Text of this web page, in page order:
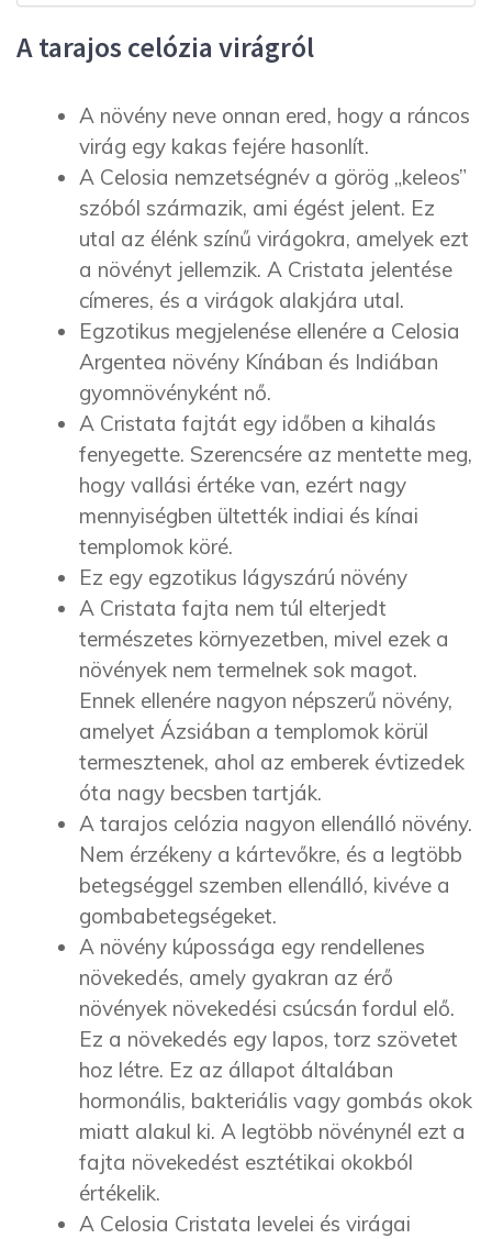
A tarajos celózia virágról
A növény neve onnan ered, hogy a ráncos
virág egy kakas fejére hasonlít.
A Celosia nemzetségnév a görög „keleos”
szóból származik, ami égést jelent. Ez
utal az élénk színű virágokra, amelyek ezt
a növényt jellemzik. A Cristata jelentése
címeres, és a virágok alakjára utal.
Egzotikus megjelenése ellenére a Celosia
Argentea növény Kínában és Indiában
gyomnövényként nő.
A Cristata fajtát egy időben a kihalás
fenyegette. Szerencsére az mentette meg,
hogy vallási értéke van, ezért nagy
mennyiségben ültették indiai és kínai
templomok köré.
Ez egy egzotikus lágyszárú növény
A Cristata fajta nem túl elterjedt
természetes környezetben, mivel ezek a
növények nem termelnek sok magot.
Ennek ellenére nagyon népszerű növény,
amelyet Ázsiában a templomok körül
termesztenek, ahol az emberek évtizedek
óta nagy becsben tartják.
A tarajos celózia nagyon ellenálló növény.
Nem érzékeny a kártevőkre, és a legtöbb
betegséggel szemben ellenálló, kivéve a
gombabetegségeket.
A növény kúpossága egy rendellenes
növekedés, amely gyakran az érő
növények növekedési csúcsán fordul elő.
Ez a növekedés egy lapos, torz szövetet
hoz létre. Ez az állapot általában
hormonális, bakteriális vagy gombás okok
miatt alakul ki. A legtöbb növénynél ezt a
fajta növekedést esztétikai okokból
értékelik.
A Celosia Cristata levelei és virágai